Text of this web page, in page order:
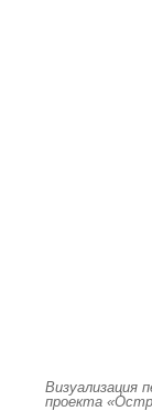
Визуализация
проекта